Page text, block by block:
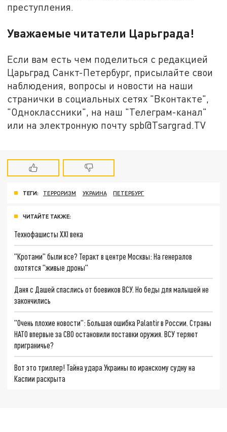
преступления.
Уважаемые читатели Царьграда!
Если вам есть чем поделиться с редакцией
Царьград Санкт-Петербург, присылайте свои
наблюдения, вопросы и новости на наши
странички в социальных сетях "Вконтакте",
"Одноклассники", на наш "Телеграм-канал"
или на электронную почту spb@Tsargrad.TV
ТЕГИ: ТЕРРОРИЗМ УКРАИНА ПЕТЕРБУРГ
ЧИТАЙТЕ ТАКЖЕ:
Технофашисты XXI века
"Кротами" были все? Теракт в центре Москвы: На генералов
охотятся "живые дроны"
Даня с Дашей спаслись от боевиков ВСУ. Но беды для малышей не
закончились
"Очень плохие новости": Большая ошибка Palantir в России. Страны
НАТО впервые за СВО остановили поставки оружия. ВСУ теряют
приграничье?
Вот это триллер! Тайна удара Украины по иранскому судну на
Каспии раскрыта